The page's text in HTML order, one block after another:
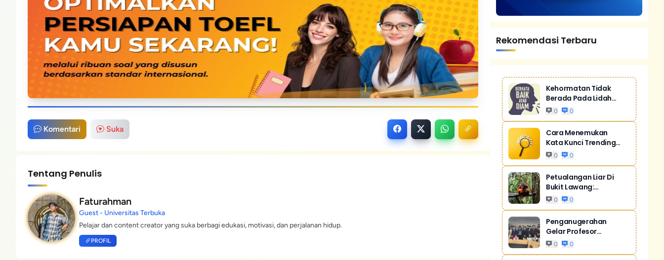
Komentari Suka
Tentang Penulis
Faturahman
Guest - Universitas Terbuka
Pelajar dan content creator yang suka berbagi edukasi, motivasi, dan perjalanan hidup.
PROFIL
Rekomendasi Terbaru
Kehormatan Tidak
Berada Pada Lidah
Yang Gemar Mere...
0 0
Cara Menemukan
Kata Kunci Trending
Untuk SEO
0 0
Petualangan Liar Di
Bukit Lawang:
Orangutan Sumatr...
0 0
Penganugerahan
Gelar Profesor
Kehormatan Dari Sill...
0 0